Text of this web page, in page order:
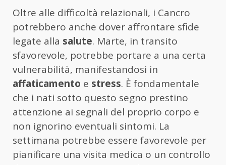
Oltre alle difficoltà relazionali, i Cancro
potrebbero anche dover affrontare sfide
legate alla salute. Marte, in transito
sfavorevole, potrebbe portare a una certa
vulnerabilità, manifestandosi in
affaticamento e stress. È fondamentale
che i nati sotto questo segno prestino
attenzione ai segnali del proprio corpo e
non ignorino eventuali sintomi. La
settimana potrebbe essere favorevole per
pianificare una visita medica o un controllo